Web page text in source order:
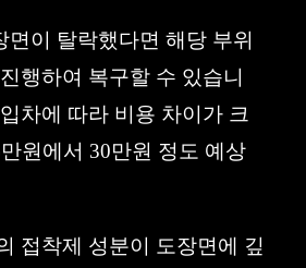
면이 탈락했다면 해당 부위
행하여 복구할 수 있습니
차에 따라 비용 차이가 크
원에서 30만원 정도 예상
접착제 성분이 도장면에 깊